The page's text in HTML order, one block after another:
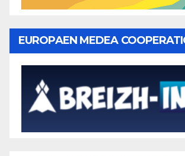
EUROPAEN MEDEA